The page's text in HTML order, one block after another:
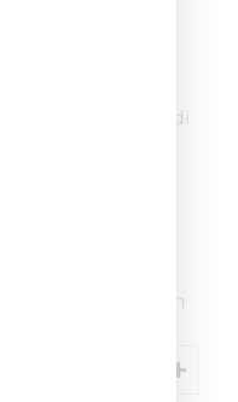
ottimale
con
la schiuma
scura. Non
capelli per più di
In doccia
con acqua
diventa limpida.
e
Risciacquare con